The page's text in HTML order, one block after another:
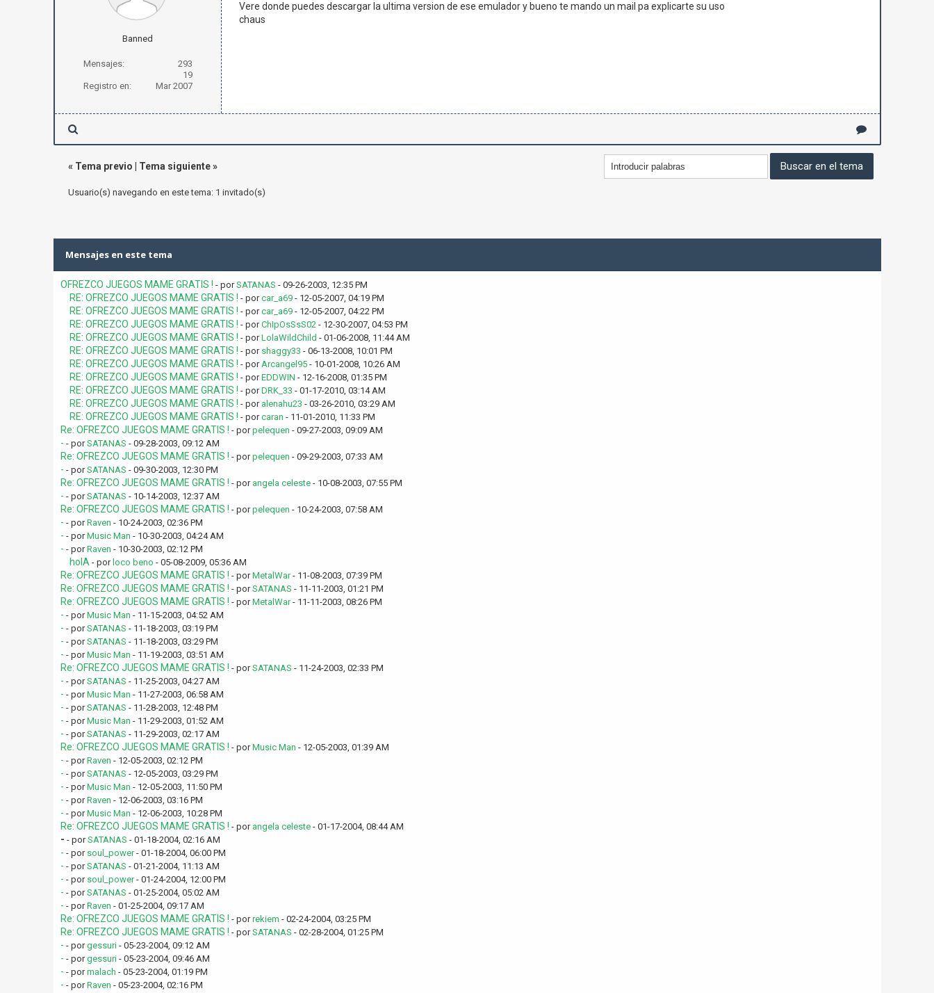
Banned
Mensajes:
293
19
Registro en:
Mar 2007
Vere donde puedes descargar la ultima version de ese emulador y bueno te mando un mail pa explicarte su uso
chaus
« Tema previo Tema siguiente»
Usuario(s) navegando en este tema: 1 invitado(s)
Mensajes en este tema
OFREZCO JUEGOS MAME GRATIS ! - porSATANAS - 09-26-2003, 12:35 PM
RE: OFREZCO JUEGOS MAME GRATIS ! - porcar_a69- 12-05-2007, 04:19 PM
RE: OFREZCO JUEGOS MAME GRATIS ! - porcar_a69- 12-05-2007, 04:22 PM
RE: OFREZCO JUEGOS MAME GRATIS ! - porChIpOsSsS02- 12-30-2007, 04:53 PM
RE: OFREZCO JUEGOS MAME GRATIS ! - porLolaWildChild - 01-06-2008, 11:44 AM
RE: OFREZCO JUEGOS MAME GRATIS ! - por shaggy33 - 06-13-2008, 10:01 PM
RE: OFREZCO JUEGOS MAME GRATIS ! - porArcangel95- 10-01-2008, 10:26 AM
RE: OFREZCO JUEGOS MAME GRATIS ! - porEDDWIN - 12-16-2008, 01:35 PM
RE: OFREZCO JUEGOS MAME GRATIS ! - porDRK_33 - 01-17-2010, 03:14 AM
RE: OFREZCO JUEGOS MAME GRATIS ! - por alenahu23 - 03-26-2010, 03:29 AM
RE: OFREZCO JUEGOS MAME GRATIS ! - porcaran - 11-01-2010, 11:33 PM
Re: OFREZCO JUEGOS MAME GRATIS ! - porpelequen - 09-27-2003, 09:09 AM
- - porSATANAS - 09-28-2003, 09:12 AM
Re: OFREZCO JUEGOS MAME GRATIS ! - porpelequen - 09-29-2003, 07:33 AM
- - porSATANAS - 09-30-2003, 12:30 PM
Re: OFREZCO JUEGOS MAME GRATIS ! - por angela celeste- 10-08-2003, 07:55 PM
- - porSATANAS - 10-14-2003, 12:37 AM
Re: OFREZCO JUEGOS MAME GRATIS ! - porpelequen - 10-24-2003, 07:58 AM
- - porRaven - 10-24-2003, 02:36 PM
- - porMusic Man - 10-30-2003, 04:24 AM
- - porRaven - 10-30-2003, 02:12 PM
holA - por loco beno - 05-08-2009, 05:36 AM
Re: OFREZCO JUEGOS MAME GRATIS ! - porMetalWar- 11-08-2003, 07:39 PM
Re: OFREZCO JUEGOS MAME GRATIS ! - porSATANAS - 11-11-2003, 01:21 PM
Re: OFREZCO JUEGOS MAME GRATIS ! - porMetalWar- 11-11-2003, 08:26 PM
- - porMusic Man - 11-15-2003, 04:52 AM
- - porSATANAS - 11-18-2003, 03:19 PM
- - porSATANAS - 11-18-2003, 03:29 PM
- - porMusic Man - 11-19-2003, 03:51 AM
Re: OFREZCO JUEGOS MAME GRATIS ! - porSATANAS - 11-24-2003, 02:33 PM
- - porSATANAS - 11-25-2003, 04:27 AM
- - porMusic Man - 11-27-2003, 06:58 AM
- - porSATANAS - 11-28-2003, 12:48 PM
- - porMusic Man - 11-29-2003, 01:52 AM
- - porSATANAS - 11-29-2003, 02:17 AM
Re: OFREZCO JUEGOS MAME GRATIS ! - porMusic Man - 12-05-2003, 01:39 AM
- - porRaven - 12-05-2003, 02:12 PM
- - porSATANAS - 12-05-2003, 03:29 PM
- - porMusic Man - 12-05-2003, 11:50 PM
- - porRaven - 12-06-2003, 03:16 PM
- - porMusic Man - 12-06-2003, 10:28 PM
Re: OFREZCO JUEGOS MAME GRATIS ! - por angela celeste- 01-17-2004, 08:44 AM
- - porSATANAS - 01-18-2004, 02:16 AM
- - por soul_power- 01-18-2004, 06:00 PM
- - porSATANAS - 01-21-2004, 11:13 AM
- - por soul_power- 01-24-2004, 12:00 PM
- - porSATANAS - 01-25-2004, 05:02 AM
- - porRaven - 01-25-2004, 09:17 AM
Re: OFREZCO JUEGOS MAME GRATIS ! - porrekiem - 02-24-2004, 03:25 PM
Re: OFREZCO JUEGOS MAME GRATIS ! - porSATANAS - 02-28-2004, 01:25 PM
- - porgessuri- 05-23-2004, 09:12 AM
- - porgessuri- 05-23-2004, 09:46 AM
- - pormalach - 05-23-2004, 01:19 PM
- - porRaven - 05-23-2004, 02:16 PM